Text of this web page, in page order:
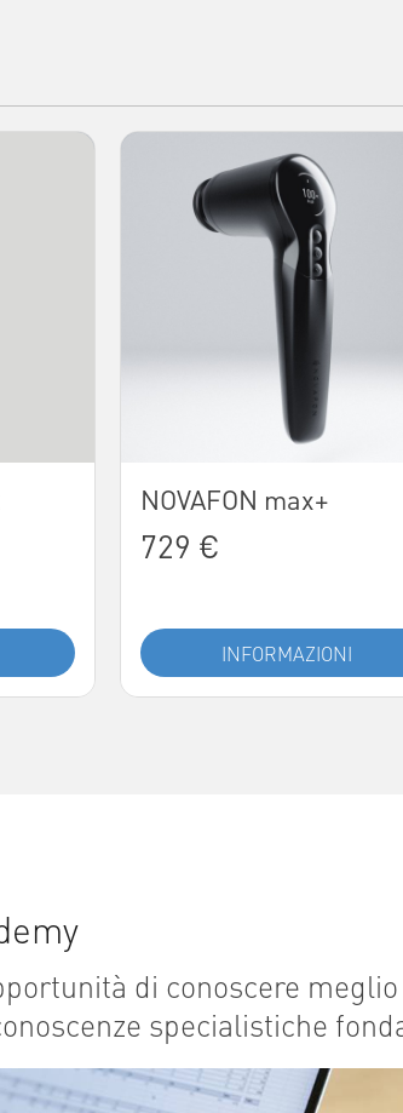
NOVAFON max+
729 €
INFORMAZIONI
di conoscere meglio
specialistiche